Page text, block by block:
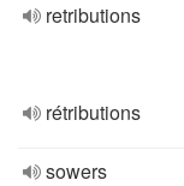
retributions
rétributions
sowers